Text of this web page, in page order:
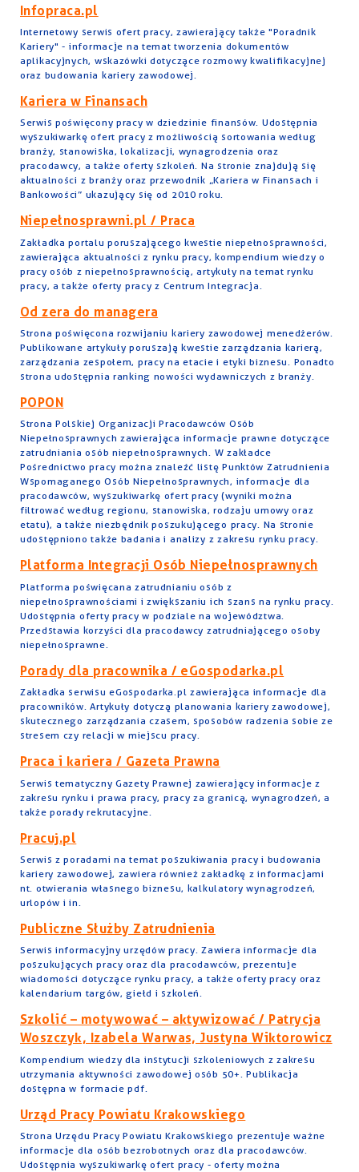
Infopraca.pl
Internetowy serwis ofert pracy, zawierający także "Poradnik
Kariery" - informacje na temat tworzenia dokumentów
aplikacyjnych, wskazówki dotyczące rozmowy kwalifikacyjnej
oraz budowania kariery zawodowej.
Kariera w Finansach
Serwis poświęcony pracy w dziedzinie finansów. Udostępnia
wyszukiwarkę ofert pracy z możliwością sortowania według
branży, stanowiska, lokalizacji, wynagrodzenia oraz
pracodawcy, a także oferty szkoleń. Na stronie znajdują się
aktualności z branży oraz przewodnik „Kariera w Finansach i
Bankowości” ukazujący się od 2010 roku.
Niepełnosprawni.pl / Praca
Zakładka portalu poruszającego kwestie niepełnosprawności,
zawierająca aktualności z rynku pracy, kompendium wiedzy o
pracy osób z niepełnosprawnością, artykuły na temat rynku
pracy, a także oferty pracy z Centrum Integracja.
Od zera do managera
Strona poświęcona rozwijaniu kariery zawodowej menedżerów.
Publikowane artykuły poruszają kwestie zarządzania karierą,
zarządzania zespołem, pracy na etacie i etyki biznesu. Ponadto
strona udostępnia ranking nowości wydawniczych z branży.
POPON
Strona Polskiej Organizacji Pracodawców Osób
Niepełnosprawnych zawierająca informacje prawne dotyczące
zatrudniania osób niepełnosprawnych. W zakładce
Pośrednictwo pracy można znaleźć listę Punktów Zatrudnienia
Wspomaganego Osób Niepełnosprawnych, informacje dla
pracodawców, wyszukiwarkę ofert pracy (wyniki można
filtrować według regionu, stanowiska, rodzaju umowy oraz
etatu), a także niezbędnik poszukującego pracy. Na stronie
udostępniono także badania i analizy z zakresu rynku pracy.
Platforma Integracji Osób Niepełnosprawnych
Platforma poświęcana zatrudnianiu osób z
niepełnosprawnościami i zwiększaniu ich szans na rynku pracy.
Udostępnia oferty pracy w podziale na województwa.
Przedstawia korzyści dla pracodawcy zatrudniającego osoby
niepełnosprawne.
Porady dla pracownika / eGospodarka.pl
Zakładka serwisu eGospodarka.pl zawierająca informacje dla
pracowników. Artykuły dotyczą planowania kariery zawodowej,
skutecznego zarządzania czasem, sposobów radzenia sobie ze
stresem czy relacji w miejscu pracy.
Praca i kariera / Gazeta Prawna
Serwis tematyczny Gazety Prawnej zawierający informacje z
zakresu rynku i prawa pracy, pracy za granicą, wynagrodzeń, a
także porady rekrutacyjne.
Pracuj.pl
Serwis z poradami na temat poszukiwania pracy i budowania
kariery zawodowej, zawiera również zakładkę z informacjami
nt. otwierania własnego biznesu, kalkulatory wynagrodzeń,
urlopów i in.
Publiczne Służby Zatrudnienia
Serwis informacyjny urzędów pracy. Zawiera informacje dla
poszukujących pracy oraz dla pracodawców, prezentuje
wiadomości dotyczące rynku pracy, a także oferty pracy oraz
kalendarium targów, giełd i szkoleń.
Szkolić – motywować – aktywizować / Patrycja
Woszczyk, Izabela Warwas, Justyna Wiktorowicz
Kompendium wiedzy dla instytucji szkoleniowych z zakresu
utrzymania aktywności zawodowej osób 50+. Publikacja
dostępna w formacie pdf.
Urząd Pracy Powiatu Krakowskiego
Strona Urzędu Pracy Powiatu Krakowskiego prezentuje ważne
informacje dla osób bezrobotnych oraz dla pracodawców.
Udostępnia wyszukiwarkę ofert pracy - oferty można